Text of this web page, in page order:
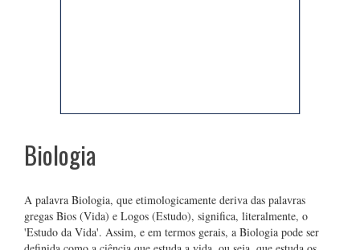
Biologia
A palavra Biologia, que etimologicamente deriva das palavras
gregas Bios (Vida) e Logos (Estudo), significa, literalmente, o
'Estudo da Vida'. Assim, e em termos gerais, a Biologia pode ser